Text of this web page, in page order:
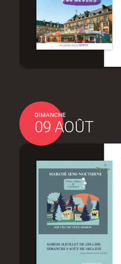
DIMANCHE
09 AOÛT